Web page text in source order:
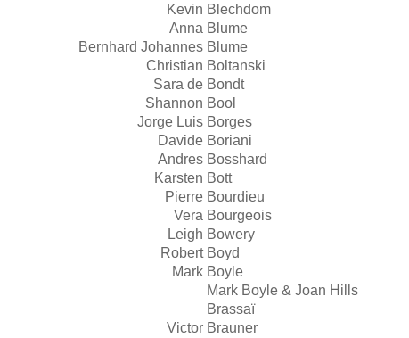
Kevin Blechdom
Anna Blume
Bernhard Johannes Blume
Christian Boltanski
Sara de Bondt
Shannon Bool
Jorge Luis Borges
Davide Boriani
Andres Bosshard
Karsten Bott
Pierre Bourdieu
Vera Bourgeois
Leigh Bowery
Robert Boyd
Mark Boyle
Mark Boyle & Joan Hills
Brassaï
Victor Brauner